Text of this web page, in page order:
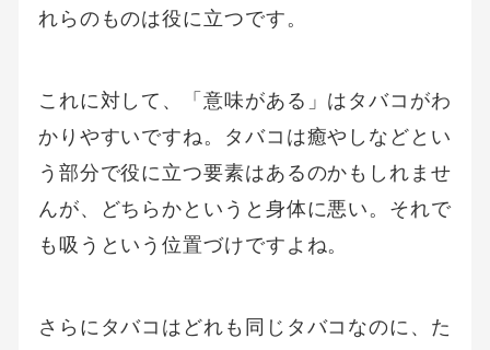
れらのものは役に立つです。
これに対して、「意味がある」はタバコがわ
かりやすいですね。タバコは癒やしなどとい
う部分で役に立つ要素はあるのかもしれませ
んが、どちらかというと身体に悪い。それで
も吸うという位置づけですよね。
さらにタバコはどれも同じタバコなのに、た